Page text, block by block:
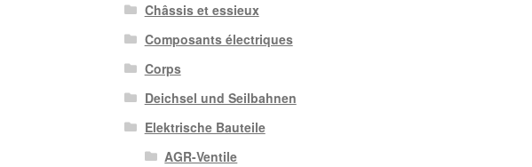
Châssis et essieux
Composants électriques
Corps
Deichsel und Seilbahnen
Elektrische Bauteile
AGR-Ventile